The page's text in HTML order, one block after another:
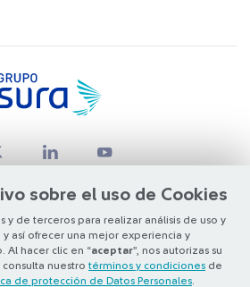
sobre el uso de Cookies
y de terceros para realizar análisis de uso y
así ofrecer una mejor experiencia y
Al hacer clic en “aceptar”, nos autorizas su
consulta nuestro términos y condiciones de
de protección de Datos Personales
Grupo SURA 2026